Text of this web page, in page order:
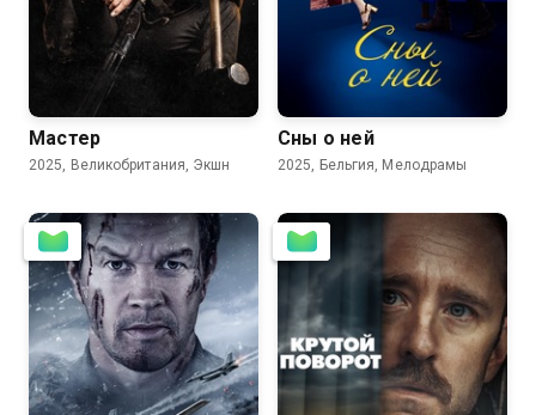
5.7
Мастер
2025, Великобритания, Экшн
5.5
Сны о ней
2025, Бельгия, Мелодрамы